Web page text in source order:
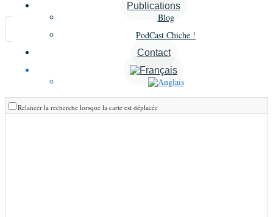
Publications
Blog
PodCast Chiche !
Contact
Grille Carte
Relancer la recherche lorsque la carte est déplacée